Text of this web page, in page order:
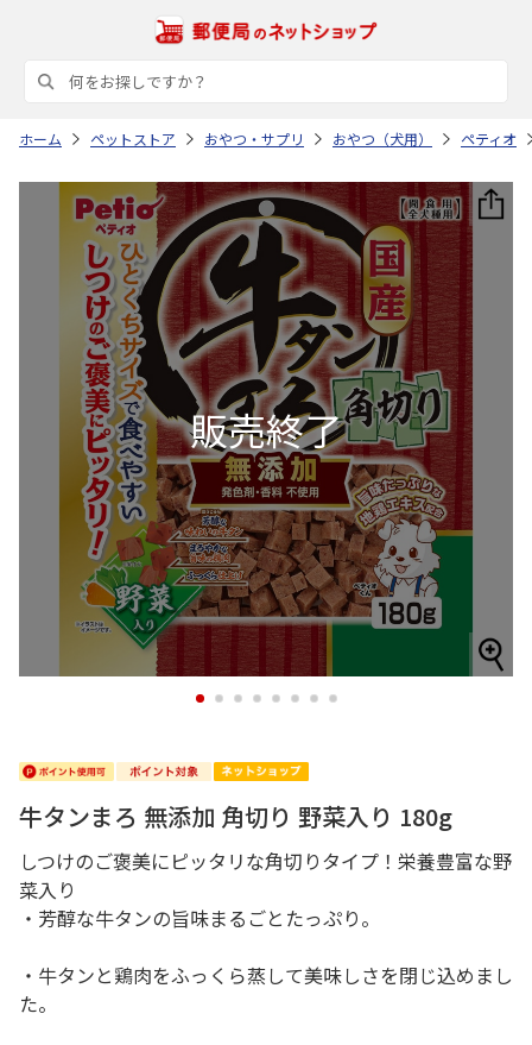
ホーム ペットストア おやつ・サプリ おやつ（犬用） ペティオ
1 2 3 4 5 6 7 8
牛タンまろ 無添加 角切り 野菜入り 180g
しつけのご褒美にピッタリな角切りタイプ！栄養豊富な野
菜入り
・芳醇な牛タンの旨味まるごとたっぷり。
・牛タンと鶏肉をふっくら蒸して美味しさを閉じ込めまし
た。